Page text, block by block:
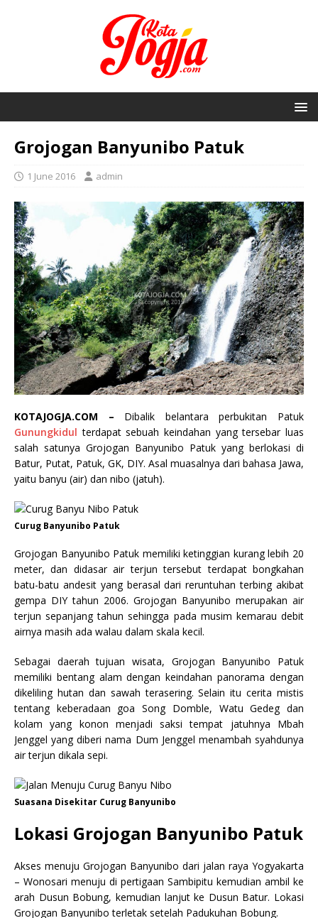
Grojogan Banyunibo Patuk
1 June 2016 admin
KOTAJOGJA.COM – Dibalik belantara perbukitan Patuk
Gunungkidul terdapat sebuah keindahan yang tersebar luas
salah satunya Grojogan Banyunibo Patuk yang berlokasi di
Batur, Putat, Patuk, GK, DIY. Asal muasalnya dari bahasa Jawa,
yaitu banyu (air) dan nibo (jatuh).
Curug Banyunibo Patuk
Grojogan Banyunibo Patuk memiliki ketinggian kurang lebih 20
meter, dan didasar air terjun tersebut terdapat bongkahan
batu-batu andesit yang berasal dari reruntuhan terbing akibat
gempa DIY tahun 2006. Grojogan Banyunibo merupakan air
terjun sepanjang tahun sehingga pada musim kemarau debit
airnya masih ada walau dalam skala kecil.
Sebagai daerah tujuan wisata, Grojogan Banyunibo Patuk
memiliki bentang alam dengan keindahan panorama dengan
dikeliling hutan dan sawah terasering. Selain itu cerita mistis
tentang keberadaan goa Song Domble, Watu Gedeg dan
kolam yang konon menjadi saksi tempat jatuhnya Mbah
Jenggel yang diberi nama Dum Jenggel menambah syahdunya
air terjun dikala sepi.
Suasana Disekitar Curug Banyunibo
Lokasi Grojogan Banyunibo Patuk
Akses menuju Grojogan Banyunibo dari jalan raya Yogyakarta
– Wonosari menuju di pertigaan Sambipitu kemudian ambil ke
arah Dusun Bobung, kemudian lanjut ke Dusun Batur. Lokasi
Grojogan Banyunibo terletak setelah Padukuhan Bobung.